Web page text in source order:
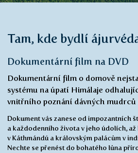
Tam, kde bydlí
Dokumentární film na DVD
Dokumentární film o domově
systému na úpatí Himálaje
vnitřního poznání dávných mudrců
Dokument vás zanese od impozantních
a každodenního života v jeho údolích,
v Káthmándú a královským palácům v
Nechte se přenést do bohatého lůna